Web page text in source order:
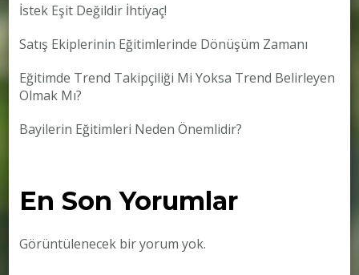
İstek Eşit Değildir İhtiyaç!
Satış Ekiplerinin Eğitimlerinde Dönüşüm Zamanı
Eğitimde Trend Takipçiliği Mi Yoksa Trend Belirleyen
Olmak Mı?
Bayilerin Eğitimleri Neden Önemlidir?
En Son Yorumlar
Görüntülenecek bir yorum yok.